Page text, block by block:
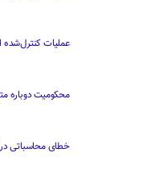
عملیات کنترل‌شده
محکومیت دوباره
خطای محاسباتی در